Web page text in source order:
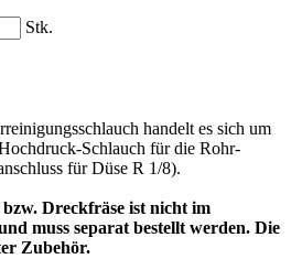
Stk.
handelt es sich um
Schlauch für die Rohr-
für Düse R 1/8).
Dreckfräse ist nicht im
muss separat bestellt werden. Die
Zubehör.